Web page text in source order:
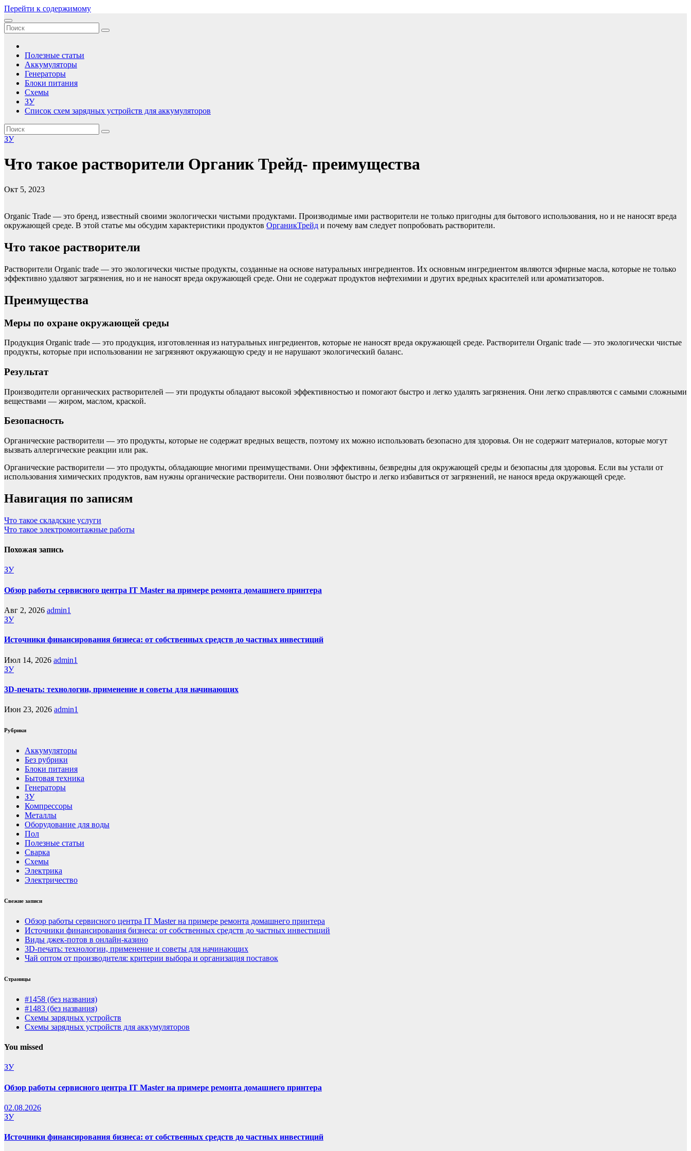
Перейти к содержимому
Зарядные устройства, аккумуляторы, батареи
Сборник принципиальных электрических схем зарядных устройств для аккумуляторов, статьи по электричеству
Полезные статьи
Аккумуляторы
Генераторы
Блоки питания
Схемы
ЗУ
Список схем зарядных устройств для аккумуляторов
ЗУ
Что такое растворители Органик Трейд- преимущества
Окт 5, 2023
Organic Trade — это бренд, известный своими экологически чистыми продуктами. Производимые ими растворители не только пригодны для бытового использования, но и не наносят вреда
окружающей среде. В этой статье мы обсудим характеристики продуктов ОрганикТрейд и почему вам следует попробовать растворители.
Что такое растворители
Растворители Organic trade — это экологически чистые продукты, созданные на основе натуральных ингредиентов. Их основным ингредиентом являются эфирные масла, которые не только
эффективно удаляют загрязнения, но и не наносят вреда окружающей среде. Они не содержат продуктов нефтехимии и других вредных красителей или ароматизаторов.
Преимущества
Меры по охране окружающей среды
Продукция Organic trade — это продукция, изготовленная из натуральных ингредиентов, которые не наносят вреда окружающей среде. Растворители Organic trade — это экологически чистые
продукты, которые при использовании не загрязняют окружающую среду и не нарушают экологический баланс.
Результат
Производители органических растворителей — эти продукты обладают высокой эффективностью и помогают быстро и легко удалять загрязнения. Они легко справляются с самыми сложными
веществами — жиром, маслом, краской.
Безопасность
Органические растворители — это продукты, которые не содержат вредных веществ, поэтому их можно использовать безопасно для здоровья. Он не содержит материалов, которые могут
вызвать аллергические реакции или рак.
Органические растворители — это продукты, обладающие многими преимуществами. Они эффективны, безвредны для окружающей среды и безопасны для здоровья. Если вы устали от
использования химических продуктов, вам нужны органические растворители. Они позволяют быстро и легко избавиться от загрязнений, не нанося вреда окружающей среде.
Навигация по записям
Что такое складские услуги
Что такое электромонтажные работы
Похожая запись
ЗУ
Обзор работы сервисного центра IT Master на примере ремонта домашнего принтера
Авг 2, 2026 admin1
ЗУ
Источники финансирования бизнеса: от собственных средств до частных инвестиций
Июл 14, 2026 admin1
ЗУ
3D-печать: технологии, применение и советы для начинающих
Июн 23, 2026 admin1
Рубрики
Аккумуляторы
Без рубрики
Блоки питания
Бытовая техника
Генераторы
ЗУ
Компрессоры
Металлы
Оборудование для воды
Пол
Полезные статьи
Сварка
Схемы
Электрика
Электричество
Свежие записи
Обзор работы сервисного центра IT Master на примере ремонта домашнего принтера
Источники финансирования бизнеса: от собственных средств до частных инвестиций
Виды джек-потов в онлайн-казино
3D-печать: технологии, применение и советы для начинающих
Чай оптом от производителя: критерии выбора и организация поставок
Страницы
#1458 (без названия)
#1483 (без названия)
Схемы зарядных устройств
Схемы зарядных устройств для аккумуляторов
You missed
ЗУ
Обзор работы сервисного центра IT Master на примере ремонта домашнего принтера
02.08.2026
ЗУ
Источники финансирования бизнеса: от собственных средств до частных инвестиций